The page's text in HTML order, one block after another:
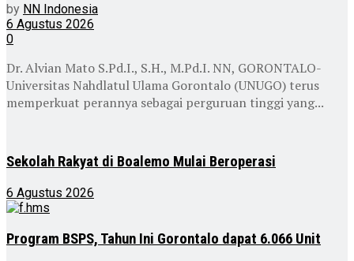
by NN Indonesia
6 Agustus 2026
0
Dr. Alvian Mato S.Pd.I., S.H., M.Pd.I. NN, GORONTALO-
Universitas Nahdlatul Ulama Gorontalo (UNUGO) terus
memperkuat perannya sebagai perguruan tinggi yang...
Sekolah Rakyat di Boalemo Mulai Beroperasi
6 Agustus 2026
Program BSPS, Tahun Ini Gorontalo dapat 6.066 Unit